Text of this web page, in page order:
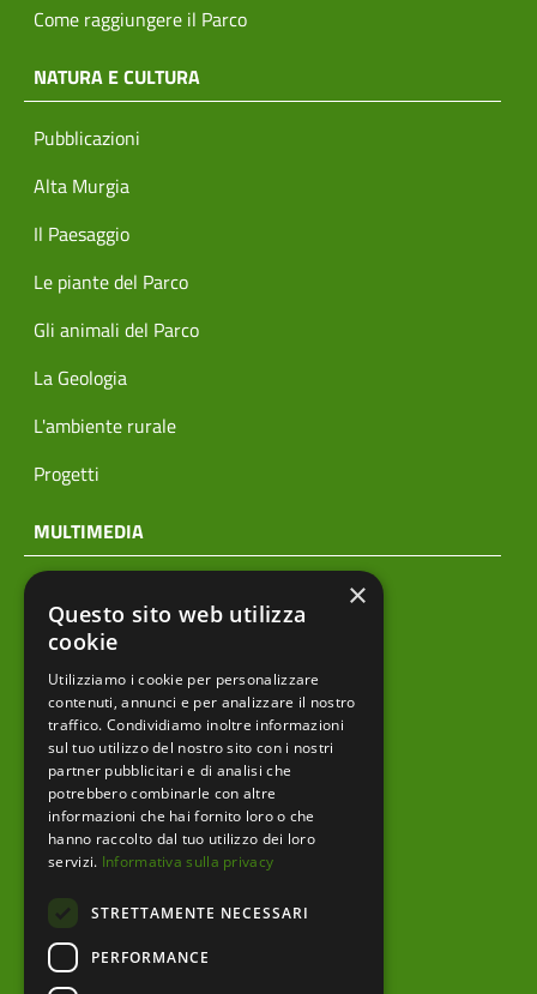
Come raggiungere il Parco
NATURA E CULTURA
Pubblicazioni
Alta Murgia
Il Paesaggio
Le piante del Parco
Gli animali del Parco
La Geologia
L'ambiente rurale
Progetti
MULTIMEDIA
Archivio news
Prodotti editoriali
menu footer
Ente
Amministrazione trasparente
Bandi e Avvisi
Area riservata
×
Questo sito web utilizza
cookie
Utilizziamo i cookie per personalizzare
contenuti, annunci e per analizzare il nostro
traffico. Condividiamo inoltre informazioni
sul tuo utilizzo del nostro sito con i nostri
partner pubblicitari e di analisi che
potrebbero combinarle con altre
informazioni che hai fornito loro o che
hanno raccolto dal tuo utilizzo dei loro
servizi. Informativa sulla privacy
STRETTAMENTE NECESSARI
PERFORMANCE